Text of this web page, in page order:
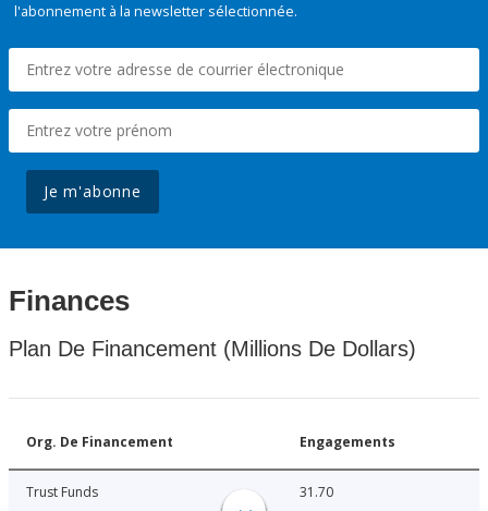
l'abonnement à la newsletter sélectionnée.
Je m'abonne
Finances
Plan De Financement (Millions De Dollars)
Org. De Financement Engagements
Trust Funds 31.70